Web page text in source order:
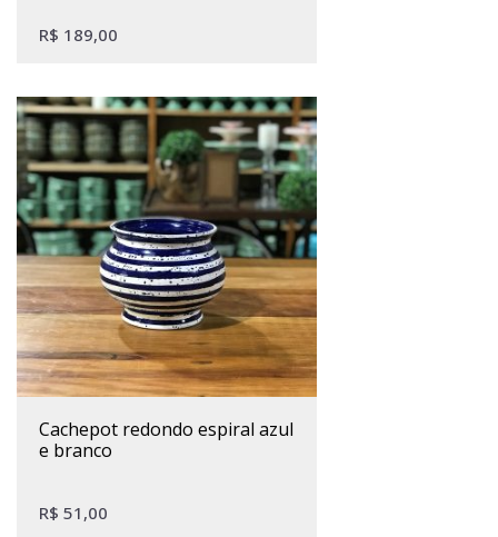
R$ 189,00
cachepot redondo espiral azul
e branco
R$ 51,00